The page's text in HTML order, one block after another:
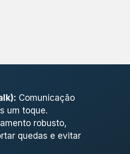
Comunicação
um toque.
robusto,
quedas e evitar